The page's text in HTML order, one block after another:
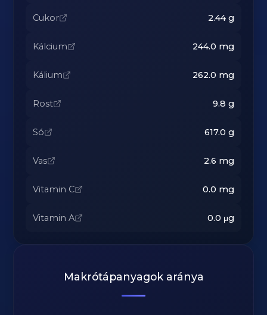
Cukor 2.44g
Kálcium 244.0 mg
Kálium 262.0 mg
Rost 9.8 g
Só 617.0 g
Vas 2.6 mg
Vitamin C 0.0 mg
Vitamin A 0.0 μg
Makrótápanyagok aránya